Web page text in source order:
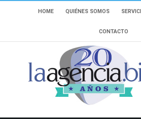
HOME QUIÉNES SOMOS
CONTACTO